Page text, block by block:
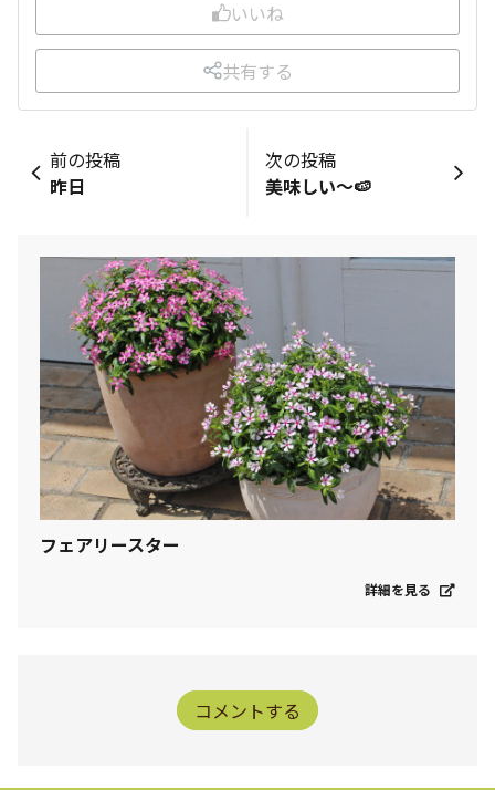
いいね
共有する
フェアリースター
詳細を見る
前の投稿
昨日
次の投稿
美味しい〜🍉
コメントする